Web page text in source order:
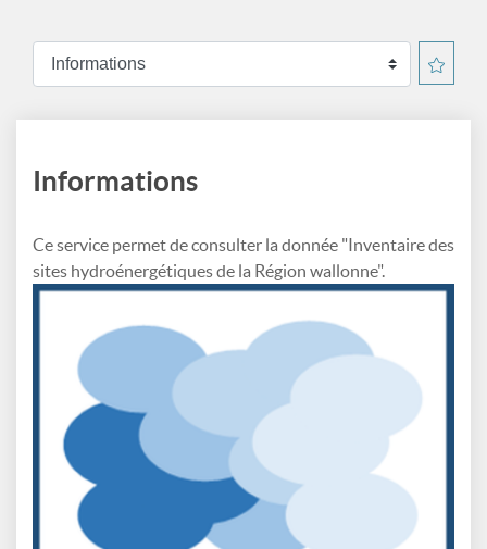
Informations
Ce service permet de consulter la donnée "Inventaire des
sites hydroénergétiques de la Région wallonne".